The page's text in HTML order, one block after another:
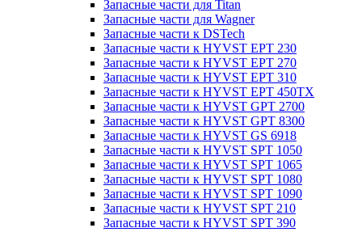
Запасные части для Titan
Запасные части для Wagner
Запасные части к DSTech
Запасные части к HYVST EPT 230
Запасные части к HYVST EPT 270
Запасные части к HYVST EPT 310
Запасные части к HYVST EPT 450TX
Запасные части к HYVST GPT 2700
Запасные части к HYVST GPT 8300
Запасные части к HYVST GS 6918
Запасные части к HYVST SPT 1050
Запасные части к HYVST SPT 1065
Запасные части к HYVST SPT 1080
Запасные части к HYVST SPT 1090
Запасные части к HYVST SPT 210
Запасные части к HYVST SPT 390